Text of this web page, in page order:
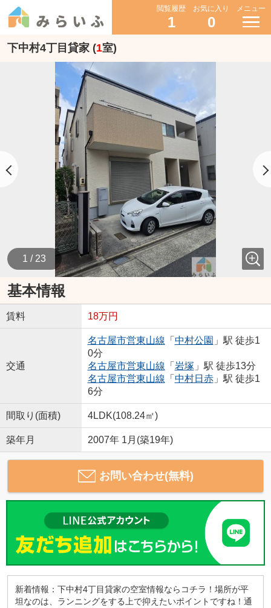
閲覧履歴
1
お気に入り
0
メニュー
下中村4丁目貸家 (1室)
1 / 23
基本情報
賃料 18万円
交通
名古屋市営東山線 「 中村公園 」駅 徒歩1
0分
名古屋市営東山線 「 岩塚 」駅 徒歩13分
名古屋市営東山線 「 中村日赤」駅 徒歩1
6分
間取り(面積) 4LDK(108.24㎡)
築年月 2007年 1月(築19年)
お問い合わせ(無料)
新着情報：下中村4丁目貸家の空室情報ならコチラ！場所が平
坦なのは、ランニングをする上で抑えたいポイントですね！通